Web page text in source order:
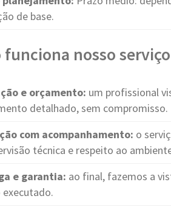
de base.
funciona nosso
e orçamento: um profissional
detalhado, sem compromisso.
com acompanhamento: o
técnica e respeito ao
e garantia: ao final, fazemos a
executado.